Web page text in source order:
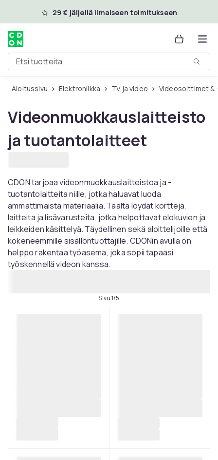
Ohita ja siirry pääsisältöön
29 € jäljellä ilmaiseen toimitukseen
Etsi tuotteita
Aloitussivu Elektroniikka TV ja video Videosoittimet
Videonmuokkauslaitteisto
ja tuotantolaitteet
CDON tarjoaa videonmuokkauslaitteistoa ja -
tuotantolaitteita niille, jotka haluavat luoda
ammattimaista materiaalia. Täältä löydät kortteja,
laitteita ja lisävarusteita, jotka helpottavat elokuvien ja
leikkeiden käsittelyä. Täydellinen sekä aloittelijoille että
kokeneemmille sisällöntuottajille. CDONin avulla on
helppo rakentaa työasema, joka sopii tapaasi
työskennellä videon kanssa.
Sivu 1/5